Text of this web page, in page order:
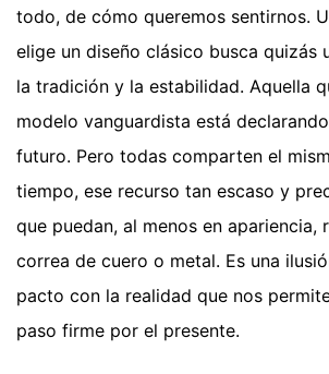
todo, de cómo queremos sentirnos.
elige un diseño clásico busca quizás
la tradición y la estabilidad. Aquella
modelo vanguardista está
futuro. Pero todas comparten el
tiempo, ese recurso tan escaso y
que puedan, al menos en apariencia,
correa de cuero o metal. Es una
pacto con la realidad que nos
paso firme por el presente.